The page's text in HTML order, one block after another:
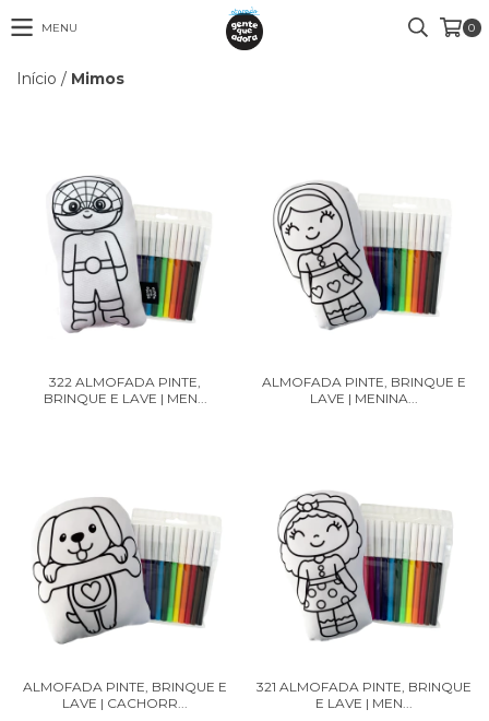
MENU 0
Início / Mimos
322 ALMOFADA PINTE,
BRINQUE E LAVE | MEN...
ALMOFADA PINTE, BRINQUE E
LAVE | MENINA...
ALMOFADA PINTE, BRINQUE E
LAVE | CACHORR...
321 ALMOFADA PINTE, BRINQUE
E LAVE | MEN...